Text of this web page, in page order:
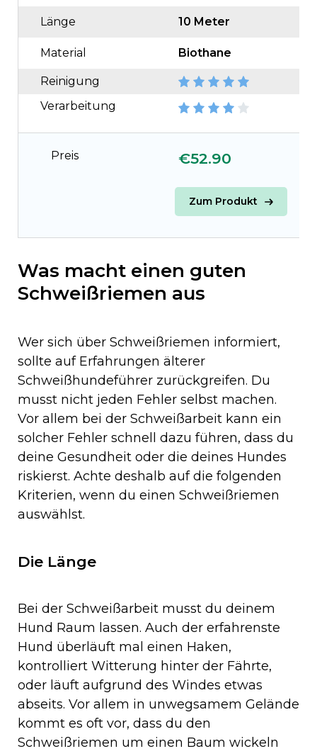
Länge 10 Meter
Material Biothane
Reinigung
Verarbeitung
Preis €52.90
Zum Produkt
Was macht einen guten
Schweißriemen aus
Wer sich über Schweißriemen informiert,
sollte auf Erfahrungen älterer
Schweißhundeführer zurückgreifen. Du
musst nicht jeden Fehler selbst machen.
Vor allem bei der Schweißarbeit kann ein
solcher Fehler schnell dazu führen, dass du
deine Gesundheit oder die deines Hundes
riskierst. Achte deshalb auf die folgenden
Kriterien, wenn du einen Schweißriemen
auswählst.
Die Länge
Bei der Schweißarbeit musst du deinem
Hund Raum lassen. Auch der erfahrenste
Hund überläuft mal einen Haken,
kontrolliert Witterung hinter der Fährte,
oder läuft aufgrund des Windes etwas
abseits. Vor allem in unwegsamem Gelände
kommt es oft vor, dass du den
Schweißriemen um einen Baum wickeln